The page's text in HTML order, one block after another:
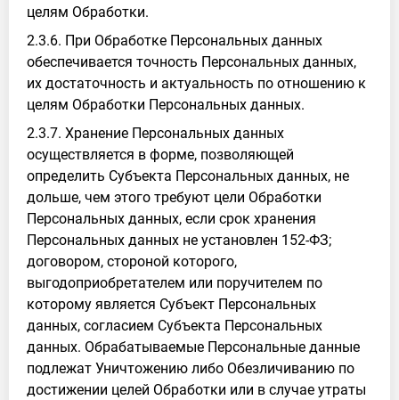
целям Обработки.
2.3.6. При Обработке Персональных данных
обеспечивается точность Персональных данных,
их достаточность и актуальность по отношению к
целям Обработки Персональных данных.
2.3.7. Хранение Персональных данных
осуществляется в форме, позволяющей
определить Субъекта Персональных данных, не
дольше, чем этого требуют цели Обработки
Персональных данных, если срок хранения
Персональных данных не установлен 152-ФЗ;
договором, стороной которого,
выгодоприобретателем или поручителем по
которому является Субъект Персональных
данных, согласием Субъекта Персональных
данных. Обрабатываемые Персональные данные
подлежат Уничтожению либо Обезличиванию по
достижении целей Обработки или в случае утраты